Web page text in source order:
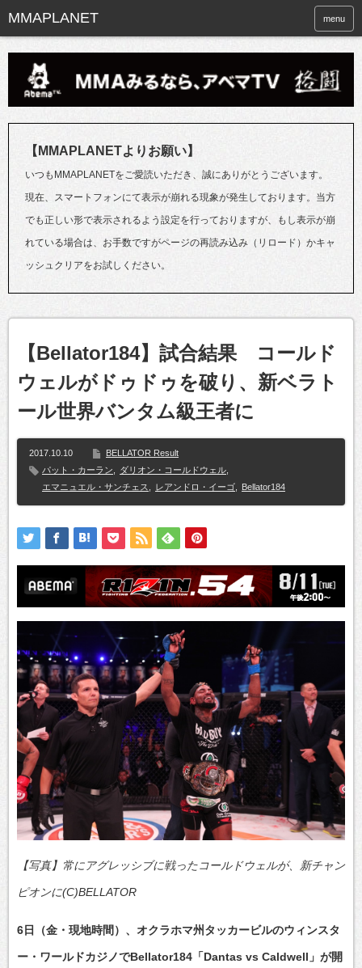
menu
【MMAPLANETよりお願い】
いつもMMAPLANETをご愛読いただき、誠にありがとうございます。
現在、スマートフォンにて表示が崩れる現象が発生しております。当方
でも正しい形で表示されるよう設定を行っておりますが、もし表示が崩
れている場合は、お手数ですがページの再読み込み（リロード）かキャ
ッシュクリアをお試しください。
【Bellator184】試合結果 コールド
ウェルがドゥドゥを破り、新ベラト
ール世界バンタム級王者に
2017.10.10
BELLATOR Result
パット・カーラン
ダリオン・コールドウェル
エマニュエル・サンチェス
レアンドロ・イーゴ Bellator184
【写真】常にアグレッシブに戦ったコールドウェルが、新チャン
ピオンに(C)BELLATOR
6日（金・現地時間）、オクラホマ州タッカービルのウィンスタ
ー・ワールドカジノでBellator184「Dantas vs Caldwell」が開